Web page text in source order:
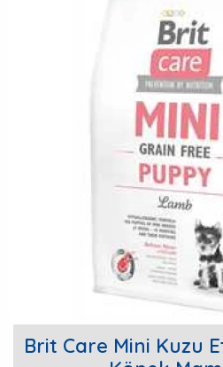
Brit Care Mini Kuzu